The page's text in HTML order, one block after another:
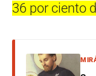
36 por ciento